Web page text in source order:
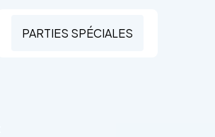
PARTIES SPÉCIALES